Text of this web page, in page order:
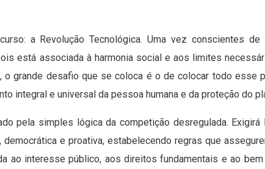
a Revolução Tecnológica. Uma vez conscientes de
está associada à harmonia social e aos limites
o grande desafio que se coloca é o de colocar todo esse
integral e universal da pessoa humana e da proteção do
pela simples lógica da competição desregulada. Exigirá
e proativa, estabelecendo regras que
ao interesse público, aos direitos fundamentais e ao bem